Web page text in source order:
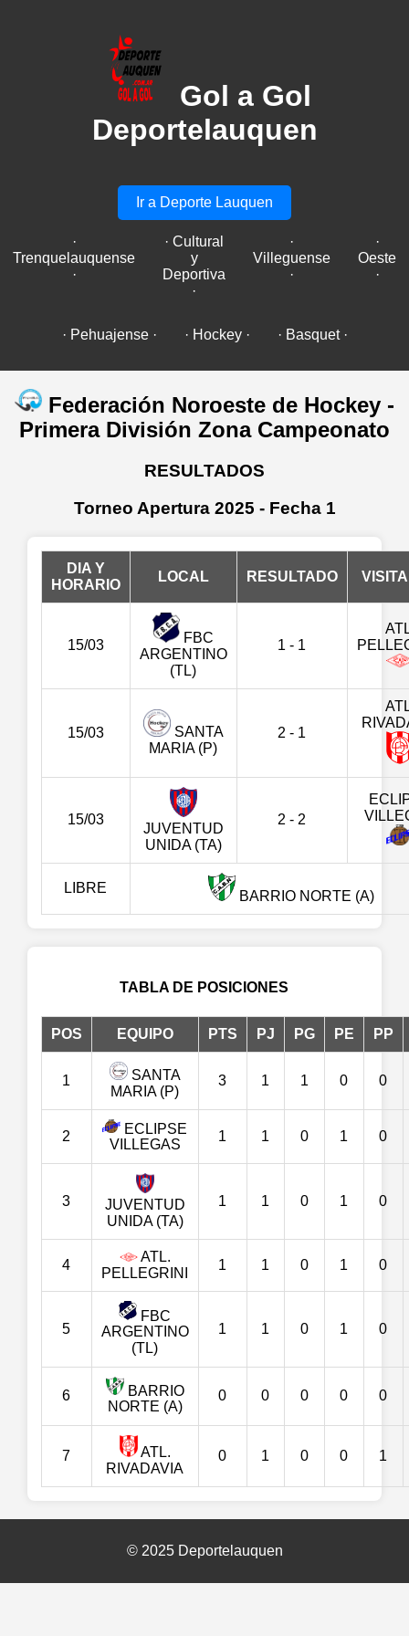
Gol a Gol
Deportelauquen
Ir a Deporte Lauquen
·
Trenquelauquense
·
· Cultural
y
Deportiva
·
·
Villeguense
·
·
Oeste
·
· Pehuajense · · Hockey · · Basquet ·
Federación Noroeste de Hockey -
Primera División Zona Campeonato
RESULTADOS
Torneo Apertura 2025 - Fecha 1
DIA Y
HORARIO
LOCAL RESULTADO
15/03
FBC
ARGENTINO
(TL)
1 - 1
15/03
SANTA
MARIA (P)
2 - 1
15/03
JUVENTUD
UNIDA (TA)
2 - 2
LIBRE
BARRIO NORTE (A)
TABLA DE POSICIONES
POS EQUIPO PTS PJ PG PE PP
1
SANTA
MARIA (P)
3 1 1 0 0
2
ECLIPSE
VILLEGAS
1 1 0 1 0
3
JUVENTUD
UNIDA (TA)
1 1 0 1 0
4
ATL.
PELLEGRINI
1 1 0 1 0
5
FBC
ARGENTINO
(TL)
1 1 0 1 0
6
BARRIO
NORTE (A)
0 0 0 0 0
7
ATL.
RIVADAVIA
0 1 0 0 1
© 2025 Deportelauquen